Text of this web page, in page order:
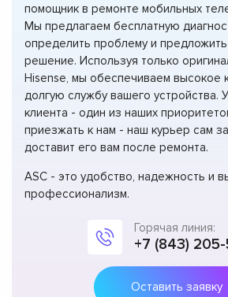
помощник в ремонте мобильных
Мы предлагаем бесплатную
определить проблему и
решение. Используя только
Hisense, мы обеспечиваем высокое
долгую службу вашего устройства.
клиента - один из наших
приезжать к нам - наш курьер сам
доставит его вам после ремонта.
ASC - это удобство, надежность и
профессионализм.
Горячая линия:
+7 (843)
Оставить заявку